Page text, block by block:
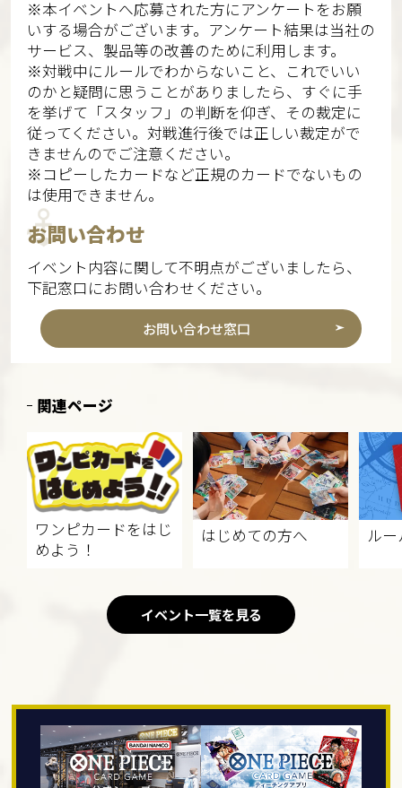
※本イベントへ応募された方にアンケートをお願
いする場合がございます。アンケート結果は当社の
サービス、製品等の改善のために利用します。​​
※対戦中にルールでわからないこと、これでいい
のかと疑問に思うことがありましたら、すぐに手
を挙げて「スタッフ」の判断を仰ぎ、その裁定に
従ってください。対戦進行後では正しい裁定がで
きませんのでご注意ください。
※コピーしたカードなど正規のカードでないもの
は使用できません。
お問い合わせ
イベント内容に関して不明点がございましたら、
下記窓口にお問い合わせください。
お問い合わせ窓口
関連ページ
ワンピカードをはじ
めよう！
はじめての方へ ルー
イベント一覧を見る